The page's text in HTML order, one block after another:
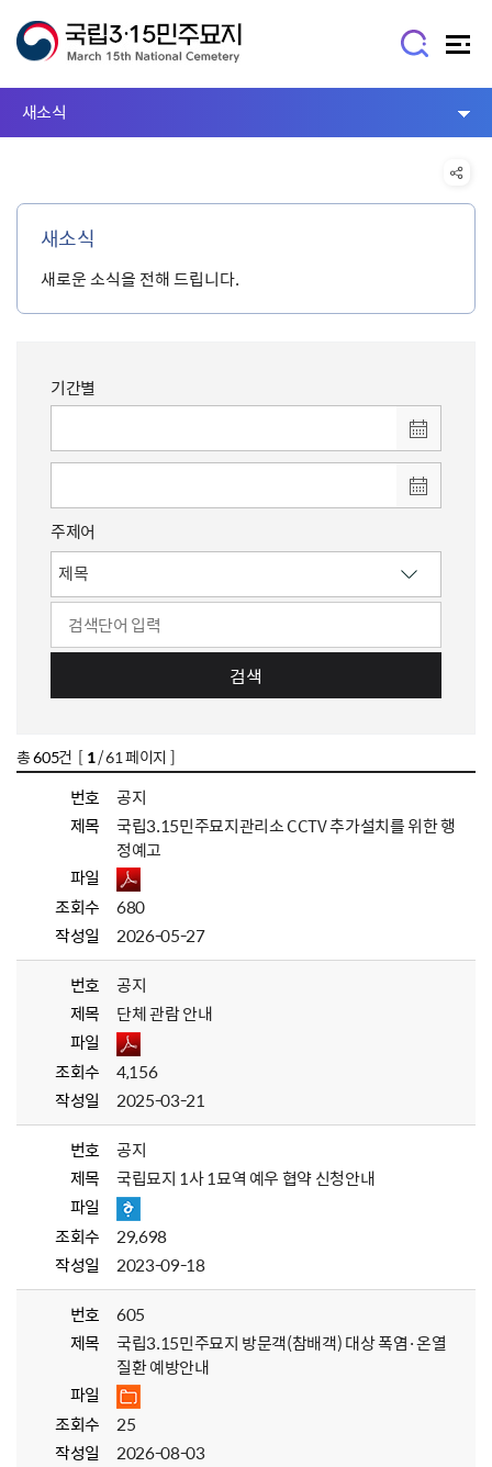
새소식
새소식
새로운 소식을 전해 드립니다.
기간별
주제어
검색
총605건 [ 1/ 61 페이지 ]
번호
공지
제목
국립3.15민주묘지관리소 CCTV 추가설치를 위한 행
정예고
파일
조회수
680
작성일
2026-05-27
번호
공지
제목
단체 관람 안내
파일
조회수
4,156
작성일
2025-03-21
번호
공지
제목
국립묘지 1사 1묘역 예우 협약 신청안내
파일
조회수
29,698
작성일
2023-09-18
번호
605
제목
국립3.15민주묘지 방문객(참배객) 대상 폭염·온열
질환 예방안내
파일
조회수
25
작성일
2026-08-03